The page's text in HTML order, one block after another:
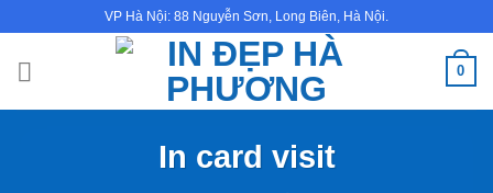
nội
VP Hà Nội: 88 Nguyễn Sơn, Long Biên, Hà Nội.
0
In card visit